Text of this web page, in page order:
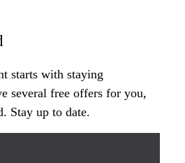
starts with staying
several free offers for you,
Stay up to date.